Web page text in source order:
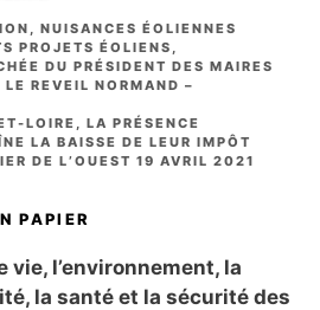
NUISANCES ÉOLIENNES
PROJETS ÉOLIENS,
DU PRÉSIDENT DES MAIRES
LE REVEIL NORMAND –
LOIRE, LA PRÉSENCE
LA BAISSE DE LEUR IMPÔT
DE L’OUEST 19 AVRIL 2021
PAPIER
vie, l’environnement, la
la santé et la sécurité des